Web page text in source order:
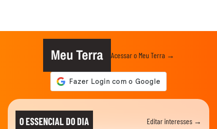
Meu Terra Acessar o Meu Terra →
O ESSENCIAL DO DIA Editar interesses →